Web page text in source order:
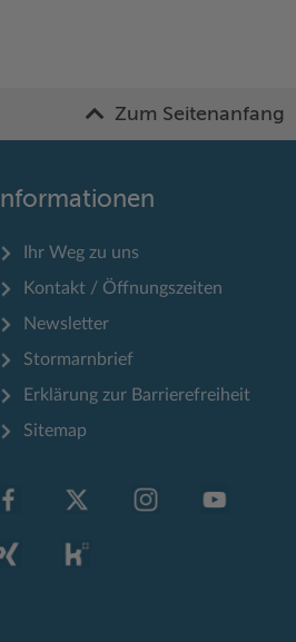
Zum Seitenanfang
Informationen
Ihr Weg zu uns
Kontakt / Öffnungszeiten
Newsletter
Stormarnbrief
Erklärung zur Barrierefreiheit
Sitemap